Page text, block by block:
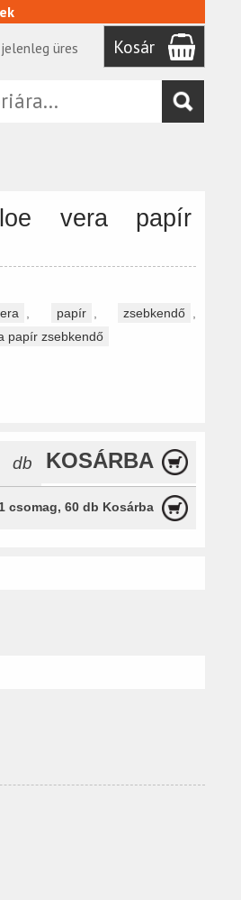
üres
Kosár
vera papír
papír zsebkendő
papír zsebkendő
KOSÁRBA
db
1 csomag, 60 db Kosárba